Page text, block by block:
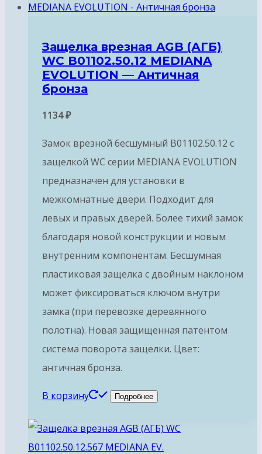
Защелка врезная AGB (АГБ)
WC B01102.50.12 MEDIANA
EVOLUTION — Античная
бронза
1134₽
Замок врезной бесшумный B01102.50.12 с
защелкой WC серии MEDIANA EVOLUTION
предназначен для установки в
межкомнатные двери. Подходит для
левых и правых дверей. Более тихий замок
благодаря новой конструкции и новым
внутренним компонентам. Бесшумная
пластиковая защелка с двойным наклоном
может фиксироваться ключом внутри
замка (при перевозке деревянного
полотна). Новая защищенная патентом
система поворота защелки. Цвет:
античная бронза.
В корзину Подробнее